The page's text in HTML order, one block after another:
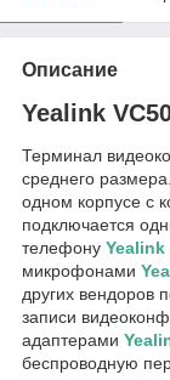
Описание
Yealink
Терминал
среднего
одном корпусе с
подключается
телефону Yealink
микрофонами
других вендоров
записи
адаптерами
беспроводную